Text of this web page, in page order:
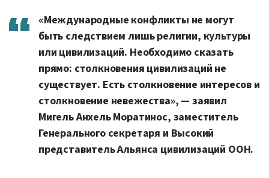
«Международные конфликты не могут
быть следствием лишь религии, культуры
или цивилизаций. Необходимо сказать
прямо: столкновения цивилизаций не
существует. Есть столкновение интересов и
столкновение невежества», — заявил
Мигель Анхель Моратинос, заместитель
Генерального секретаря и Высокий
представитель Альянса цивилизаций ООН.